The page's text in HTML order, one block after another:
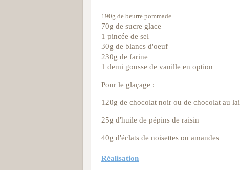
190g de beurre pommade
70g de sucre glace
1 pincée de sel
30g de blancs d'oeuf
230g de farine
1 demi gousse de vanille en option
Pour le glaçage :
120g de chocolat noir ou de chocolat au
25g d'huile de pépins de raisin
40g d'éclats de noisettes ou amandes
Réalisation